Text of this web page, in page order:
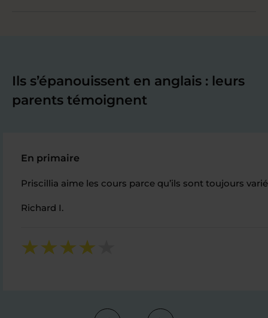
Ils s’épanouissent en anglais : leurs
parents témoignent
En primaire
Priscillia aime les cours parce qu’ils sont toujours
Richard I.